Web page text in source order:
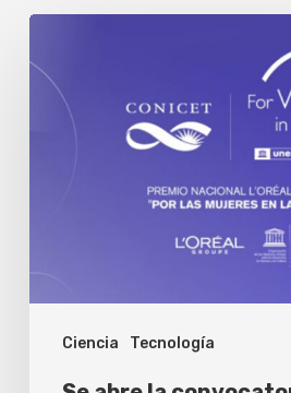
Ciencia Tecnología
abre
convocatoria
UNESCO
para
científicas